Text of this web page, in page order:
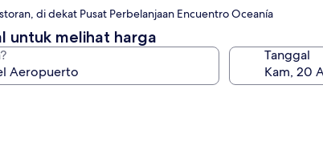
di dekat Pusat Perbelanjaan Encuentro Oceanía
untuk melihat harga
Tanggal